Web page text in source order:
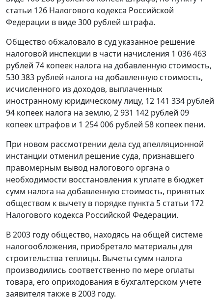
статьи 126 Налогового кодекса Российской
Федерации в виде 300 рублей штрафа.
Общество обжаловало в суд указанное решение
налоговой инспекции в части начисления 1 036 463
рублей 74 копеек налога на добавленную стоимость,
530 383 рублей налога на добавленную стоимость,
исчисленного из доходов, выплаченных
иностранному юридическому лицу, 12 141 334 рублей
94 копеек налога на землю, 2 931 142 рублей 09
копеек штрафов и 1 254 006 рублей 58 копеек пени.
При новом рассмотрении дела суд апелляционной
инстанции отменил решение суда, признавшего
правомерным вывод налогового органа о
необходимости восстановления к уплате в бюджет
сумм налога на добавленную стоимость, принятых
обществом к вычету в порядке пункта 5 статьи 172
Налогового кодекса Российской Федерации.
В 2003 году общество, находясь на общей системе
налогообложения, приобретало материалы для
строительства теплицы. Вычеты сумм налога
производились соответственно по мере оплаты
товара, его оприходования в бухгалтерском учете
заявителя также в 2003 году.